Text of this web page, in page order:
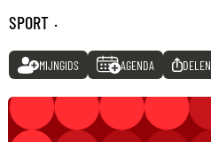
SPORT ·
MIJNGIDS AGENDA DELEN